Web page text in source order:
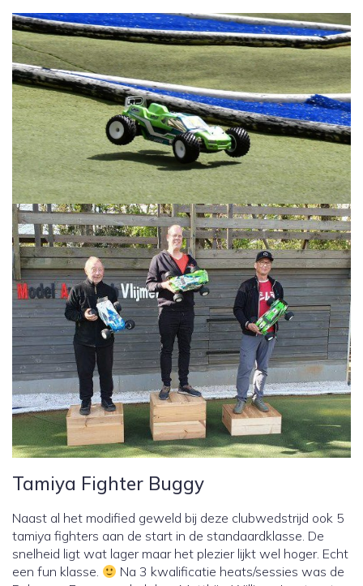
Tamiya Fighter Buggy
Naast al het modified geweld bij deze clubwedstrijd ook 5
tamiya fighters aan de start in de standaardklasse. De
snelheid ligt wat lager maar het plezier lijkt wel hoger. Echt
een fun klasse.
Na 3 kwalificatie heats/sessies was de